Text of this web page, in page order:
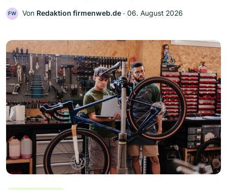
FW Von Redaktion firmenweb.de ‧ 06. August 2026